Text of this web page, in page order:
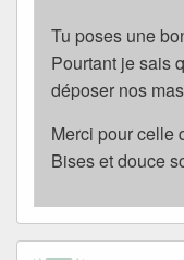
Tu poses une
Pourtant je sais
déposer nos
Merci pour celle
Bises et douce